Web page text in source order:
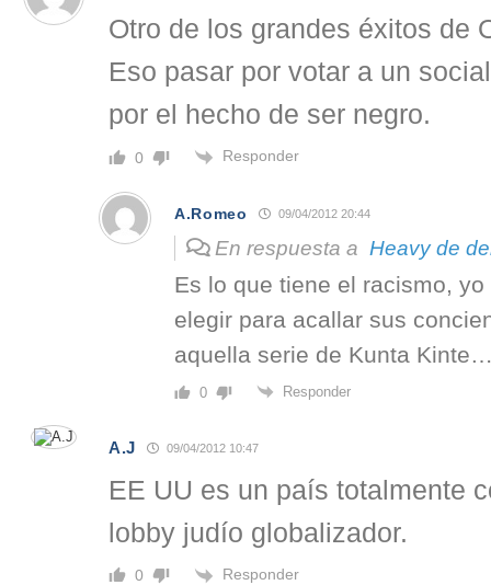
Otro de los grandes éxitos de
Eso pasar por votar a un
por el hecho de ser negro.
0 Responder
A.Romeo 09/04/2012 20:44
En respuesta a Heavy de
Es lo que tiene el racismo,
elegir para acallar sus
aquella serie de Kunta
0 Responder
A.J 09/04/2012 10:47
EE UU es un país totalmente
lobby judío globalizador.
0 Responder